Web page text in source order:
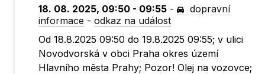
18. 08. 2025, 09:50 - 09:55 -
dopravní
informace -odkaz na událost
Od 18.8.2025 09:50 do 19.8.2025 09:55; v ulici
Novodvorská v obci Praha okres území
Hlavního města Prahy; Pozor! Olej na vozovce;